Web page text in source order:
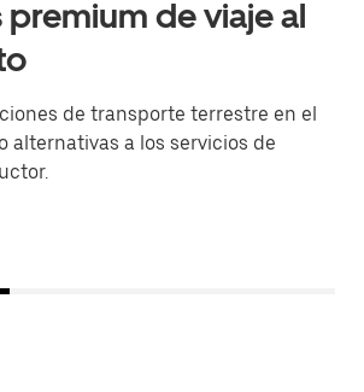
de viaje al
de transporte terrestre en el
alternativas a los servicios de